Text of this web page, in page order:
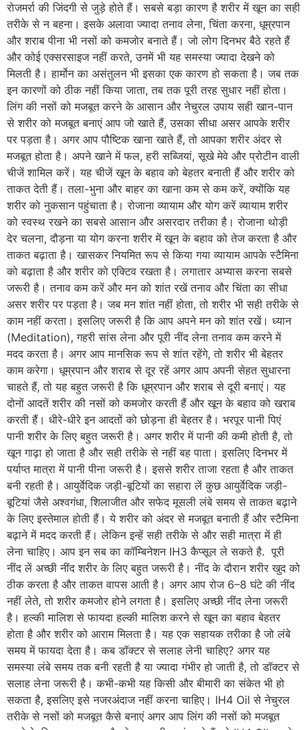
रोजमर्रा की जिंदगी से जुड़े होते हैं। सबसे बड़ा कारण है शरीर में खून का सही
तरीके से न बहना। इसके अलावा ज्यादा तनाव लेना, चिंता करना, धूम्रपान
और शराब पीना भी नसों को कमजोर बनाते हैं। जो लोग दिनभर बैठे रहते हैं
और कोई एक्सरसाइज नहीं करते, उनमें भी यह समस्या ज्यादा देखने को
मिलती है। हार्मोन का असंतुलन भी इसका एक कारण हो सकता है। जब तक
इन कारणों को ठीक नहीं किया जाता, तब तक पूरी तरह सुधार नहीं होता।
लिंग की नसों को मजबूत करने के आसान और नेचुरल उपाय सही खान-पान
से शरीर को मजबूत बनाएं आप जो खाते हैं, उसका सीधा असर आपके शरीर
पर पड़ता है। अगर आप पौष्टिक खाना खाते हैं, तो आपका शरीर अंदर से
मजबूत होता है। अपने खाने में फल, हरी सब्जियां, सूखे मेवे और प्रोटीन वाली
चीजें शामिल करें। यह चीजें खून के बहाव को बेहतर बनाती हैं और शरीर को
ताकत देती हैं। तला-भुना और बाहर का खाना कम से कम करें, क्योंकि यह
शरीर को नुकसान पहुंचाता है। रोजाना व्यायाम और योग करें व्यायाम शरीर
को स्वस्थ रखने का सबसे आसान और असरदार तरीका है। रोजाना थोड़ी
देर चलना, दौड़ना या योग करना शरीर में खून के बहाव को तेज करता है और
ताकत बढ़ाता है। खासकर नियमित रूप से किया गया व्यायाम आपके स्टैमिना
को बढ़ाता है और शरीर को एक्टिव रखता है। लगातार अभ्यास करना सबसे
जरूरी है। तनाव कम करें और मन को शांत रखें तनाव और चिंता का सीधा
असर शरीर पर पड़ता है। जब मन शांत नहीं होता, तो शरीर भी सही तरीके से
काम नहीं करता। इसलिए जरूरी है कि आप अपने मन को शांत रखें। ध्यान
(Meditation), गहरी सांस लेना और पूरी नींद लेना तनाव कम करने में
मदद करता है। अगर आप मानसिक रूप से शांत रहेंगे, तो शरीर भी बेहतर
काम करेगा। धूम्रपान और शराब से दूर रहें अगर आप अपनी सेहत सुधारना
चाहते हैं, तो यह बहुत जरूरी है कि धूम्रपान और शराब से दूरी बनाएं। यह
दोनों आदतें शरीर की नसों को कमजोर करती हैं और खून के बहाव को खराब
करती हैं। धीरे-धीरे इन आदतों को छोड़ना ही बेहतर है। भरपूर पानी पिएं
पानी शरीर के लिए बहुत जरूरी है। अगर शरीर में पानी की कमी होती है, तो
खून गाढ़ा हो जाता है और सही तरीके से नहीं बह पाता। इसलिए दिनभर में
पर्याप्त मात्रा में पानी पीना जरूरी है। इससे शरीर ताजा रहता है और ताकत
बनी रहती है। आयुर्वेदिक जड़ी-बूटियों का सहारा लें कुछ आयुर्वेदिक जड़ी-
बूटियां जैसे अश्वगंधा, शिलाजीत और सफेद मूसली लंबे समय से ताकत बढ़ाने
के लिए इस्तेमाल होती हैं। ये शरीर को अंदर से मजबूत बनाती हैं और स्टैमिना
बढ़ाने में मदद करती हैं। लेकिन इन्हें सही तरीके से और सही मात्रा में ही
लेना चाहिए। आप इन सब का कॉम्बिनेशन IH3 कैप्सूल ले सकते है. पूरी
नींद लें अच्छी नींद शरीर के लिए बहुत जरूरी है। नींद के दौरान शरीर खुद को
ठीक करता है और ताकत वापस आती है। अगर आप रोज 6–8 घंटे की नींद
नहीं लेते, तो शरीर कमजोर होने लगता है। इसलिए अच्छी नींद लेना जरूरी
है। हल्की मालिश से फायदा हल्की मालिश करने से खून का बहाव बेहतर
होता है और शरीर को आराम मिलता है। यह एक सहायक तरीका है जो लंबे
समय में फायदा देता है। कब डॉक्टर से सलाह लेनी चाहिए? अगर यह
समस्या लंबे समय तक बनी रहती है या ज्यादा गंभीर हो जाती है, तो डॉक्टर से
सलाह लेना जरूरी है। कभी-कभी यह किसी और बीमारी का संकेत भी हो
सकता है, इसलिए इसे नजरअंदाज नहीं करना चाहिए। IH4 Oil से नेचुरल
तरीके से नसों को मजबूत कैसे बनाएं अगर आप लिंग की नसों को मजबूत